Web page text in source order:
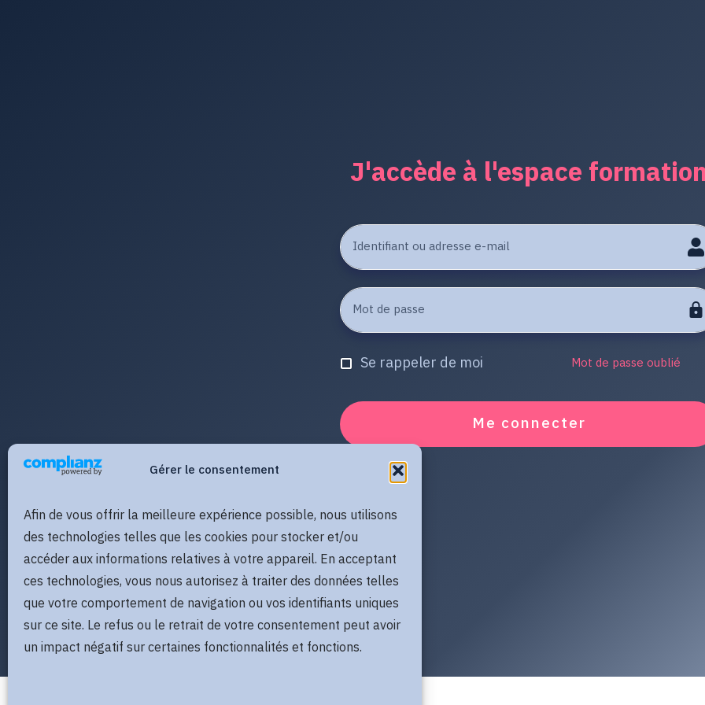
Gérer le consentement
Afin de vous offrir la meilleure expérience possible, nous utilisons
des technologies telles que les cookies pour stocker et/ou
accéder aux informations relatives à votre appareil. En acceptant
ces technologies, vous nous autorisez à traiter des données telles
que votre comportement de navigation ou vos identifiants uniques
sur ce site. Le refus ou le retrait de votre consentement peut avoir
un impact négatif sur certaines fonctionnalités et fonctions.
J'accède à l'espace
Se rappeler de moi Mot de passe oublié
Me connecter